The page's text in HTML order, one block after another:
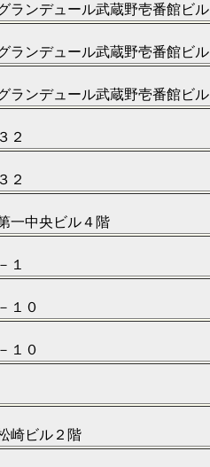
ランデュール武蔵野壱番館ビル
ランデュール武蔵野壱番館ビル
ランデュール武蔵野壱番館ビル
２
２
一中央ビル４階
１
１０
１０
崎ビル２階